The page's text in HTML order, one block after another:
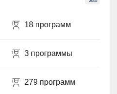
18 программ
3 программы
279 программ